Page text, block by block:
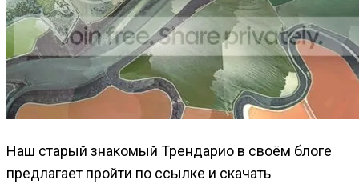
Наш старый знакомый Трендарио в своём блоге
предлагает пройти по ссылке и скачать